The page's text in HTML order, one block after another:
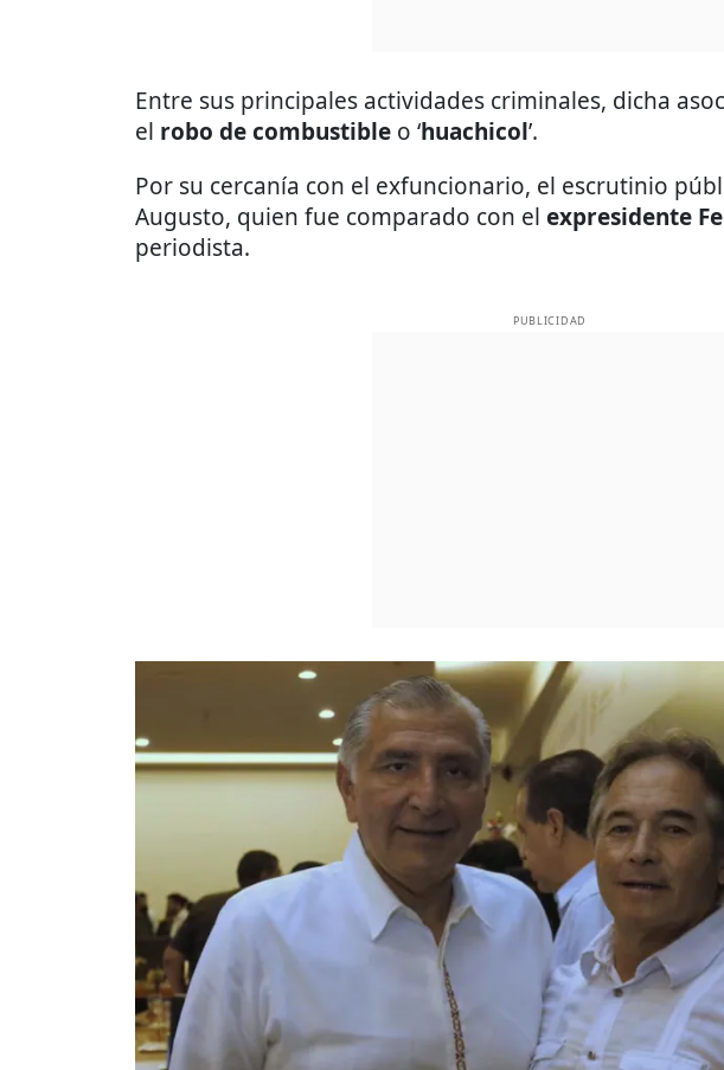
Entre sus principales actividades criminales, dicha
el robo de combustible o ‘huachicol’.
Por su cercanía con el exfuncionario, el escrutinio
Augusto, quien fue comparado con el expresidente
periodista.
PUBLICIDAD